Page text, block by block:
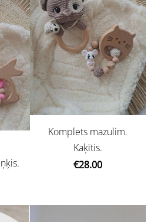
Komplets mazulim.
Kaķītis.
€28.00